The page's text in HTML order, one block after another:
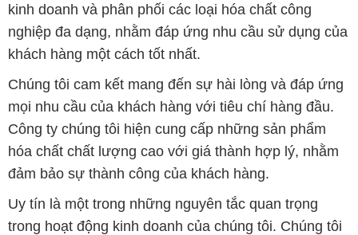
kinh doanh và phân phối các loại hóa chất công
nghiệp đa dạng, nhằm đáp ứng nhu cầu sử dụng của
khách hàng một cách tốt nhất.
Chúng tôi cam kết mang đến sự hài lòng và đáp ứng
mọi nhu cầu của khách hàng với tiêu chí hàng đầu.
Công ty chúng tôi hiện cung cấp những sản phẩm
hóa chất chất lượng cao với giá thành hợp lý, nhằm
đảm bảo sự thành công của khách hàng.
Uy tín là một trong những nguyên tắc quan trọng
trong hoạt động kinh doanh của chúng tôi. Chúng tôi